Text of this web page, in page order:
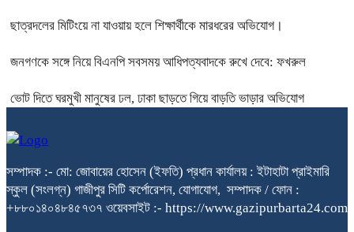
ছাত্রদলের মিটিংয়ে না যাওয়ায় হলে শিক্ষার্থীকে মারধরের অভিযোগ।
জনগণকে সঙ্গে নিয়ে বিএনপি সবসময় আধিপত্যবাদকে রুখে দেবে: ফখরুল
ভোট দিতে ঘরমুখী মানুষের ঢল, ঢাকা ছাড়তে গিয়ে বাড়তি ভাড়ার অভিযোগ
সম্পাদক :- মো: জোবায়ের হোসেন (ইফতি) প্রধান কার্যালয় : ইটাহাটা প্রাইমারি
স্কুল (সংলগ্ন) গাজীপুর সিটি কর্পোরেশন, যোগাযোগ, সম্পাদক / ফোন :
+৮৮০১৪০৪৮৪৫৭৩৭ ওয়েবসাইট :- https://www.gazipurbarta24.com